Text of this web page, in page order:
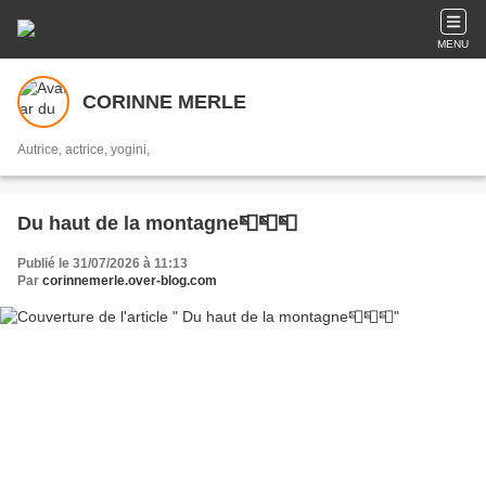
MENU
CORINNE MERLE
Autrice, actrice, yogini,
Du haut de la montagne📮📮📮
Publié le 31/07/2026 à 11:13
Par corinnemerle.over-blog.com